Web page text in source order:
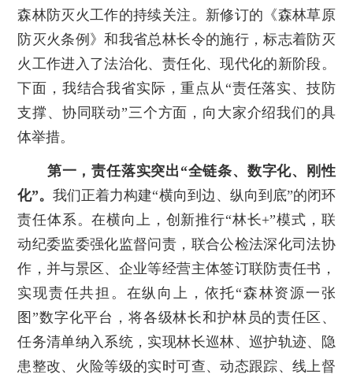
森林防灭火工作的持续关注。新修订的《森林草原
防灭火条例》和我省总林长令的施行，标志着防灭
火工作进入了法治化、责任化、现代化的新阶段。
下面，我结合我省实际，重点从“责任落实、技防
支撑、协同联动”三个方面，向大家介绍我们的具
体举措。
第一，责任落实突出“全链条、数字化、刚性
化”。我们正着力构建“横向到边、纵向到底”的闭环
责任体系。在横向上，创新推行“林长+”模式，联
动纪委监委强化监督问责，联合公检法深化司法协
作，并与景区、企业等经营主体签订联防责任书，
实现责任共担。在纵向上，依托“森林资源一张
图”数字化平台，将各级林长和护林员的责任区、
任务清单纳入系统，实现林长巡林、巡护轨迹、隐
患整改、火险等级的实时可查、动态跟踪、线上督